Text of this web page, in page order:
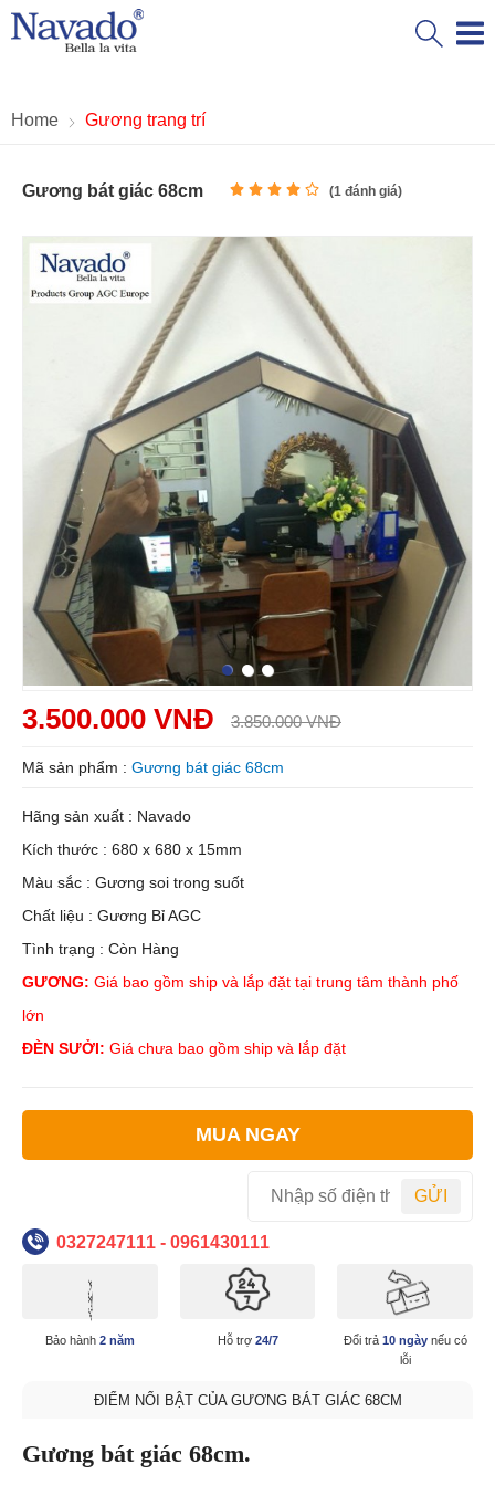
Home Gương trang trí
Gương bát giác 68cm (1 đánh giá)
3.500.000 VNĐ 3.850.000 VNĐ
Mã sản phẩm : Gương bát giác 68cm
Hãng sản xuất : Navado
Kích thước : 680 x 680 x 15mm
Màu sắc : Gương soi trong suốt
Chất liệu : Gương Bỉ AGC
Tình trạng : Còn Hàng
GƯƠNG: Giá bao gồm ship và lắp đặt tại trung tâm thành phố
lớn
ĐÈN SƯỞI: Giá chưa bao gồm ship và lắp đặt
MUA NGAY
GỬI
0327247111 - 0961430111
Bảo hành 2 năm Hỗ trợ 24/7 Đổi trả 10 ngàynếu có
lỗi
ĐIỂM NỔI BẬT CỦA GƯƠNG BÁT GIÁC 68CM
Gương bát giác 68cm.